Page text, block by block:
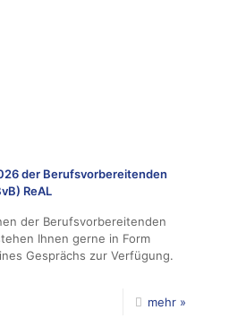
der Berufsvorbereitenden
ReAL
der Berufsvorbereitenden
Ihnen gerne in Form
Gesprächs zur Verfügung.
mehr »